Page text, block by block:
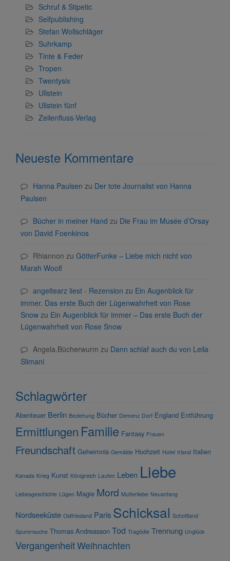
Schruf & Stipetic
Selfpublishing
Stefan Wollschläger
Suhrkamp
Tinte & Feder
Tropen
Twentysix
Ullstein
Ullstein fünf
Zeilenfluss-Verlag
Neueste Kommentare
Hanna Paulsen zu Der tote Journalist von Hanna
Paulsen
Bücher in meiner Hand zu Die Frau im Musée d’Orsay
von David Foenkinos
Rhiannon zu GötterFunke – Liebe mich nicht von
Marah Woolf
angeltearz liest - Rezension zu Ein Augenblick für
immer. Das erste Buch der Lügenwahrheit von Rose
Snow zu Ein Augenblick für immer – Das erste Buch der
Lügenwahrheit von Rose Snow
Angela.Bücherwurm zu Dann schlaf auch du von Leila
Slimani
Schlagwörter
Abenteuer Berlin Beziehung Bücher Demenz Dorf England Entführung
Ermittlungen Familie Fantasy Frauen
Freundschaft Geheimnis Gemälde Hochzeit Hotel Irland Italien
Kanada Krieg Kunst Königreich Laufen Leben Liebe
Liebesgeschichte Lügen Magie Mord Mutterliebe Neuanfang
Nordseeküste Ostfriesland Paris Schicksal Schottland
Spurensuche Thomas Andreasson Tod Tragödie Trennung Unglück
VergangenheitWeihnachten